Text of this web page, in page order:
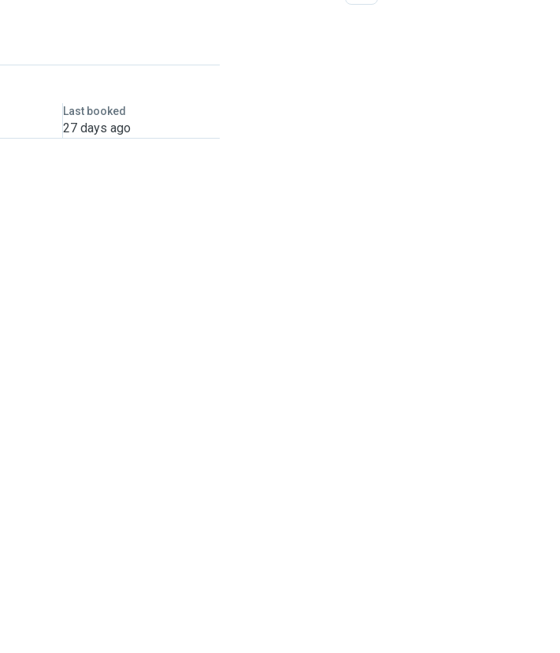
Last booked
27 days ago